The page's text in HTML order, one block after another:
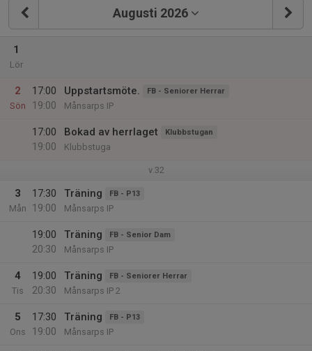
Augusti 2026
1
Lör
2
Sön
17:00
19:00
Uppstartsmöte. FB - Seniorer Herrar
Månsarps IP
17:00
19:00
Bokad av herrlaget Klubbstugan
Klubbstuga
v.32
3
Mån
17:30
19:00
Träning FB - P13
Månsarps IP
19:00
20:30
Träning FB - Senior Dam
Månsarps IP
4
Tis
19:00
20:30
Träning FB - Seniorer Herrar
Månsarps IP 2
5
Ons
17:30
19:00
Träning FB - P13
Månsarps IP